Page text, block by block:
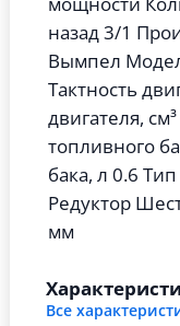
назад 3/1
Вымпел
Тактность
двигателя,
топливного
бака, л 0.6
Редуктор
мм
Все